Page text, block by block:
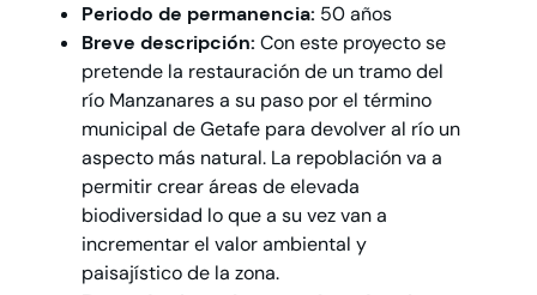
Periodo de permanencia: 50 años
Breve descripción: Con este proyecto se
pretende la restauración de un tramo del
río Manzanares a su paso por el término
municipal de Getafe para devolver al río un
aspecto más natural. La repoblación va a
permitir crear áreas de elevada
biodiversidad lo que a su vez van a
incrementar el valor ambiental y
paisajístico de la zona.